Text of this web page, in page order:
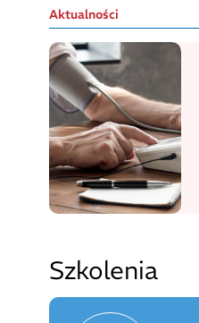
Aktualności
Szkolenia